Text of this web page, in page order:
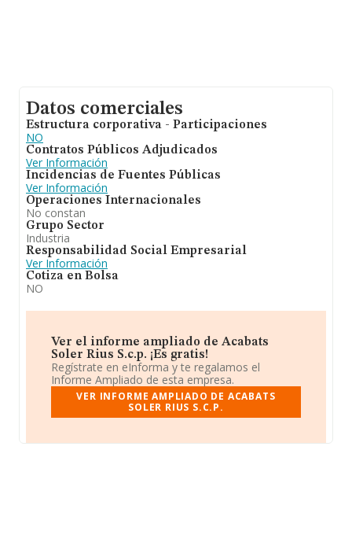
Datos comerciales
Estructura corporativa - Participaciones
NO
Contratos Públicos Adjudicados
Ver Información
Incidencias de Fuentes Públicas
Ver Información
Operaciones Internacionales
No constan
Grupo Sector
Industria
Responsabilidad Social Empresarial
Ver Información
Cotiza en Bolsa
NO
Ver el informe ampliado de Acabats
Soler Rius S.c.p. ¡Es gratis!
Regístrate en eInforma y te regalamos el
Informe Ampliado de esta empresa.
VER INFORME AMPLIADO DE ACABATS
SOLER RIUS S.C.P.